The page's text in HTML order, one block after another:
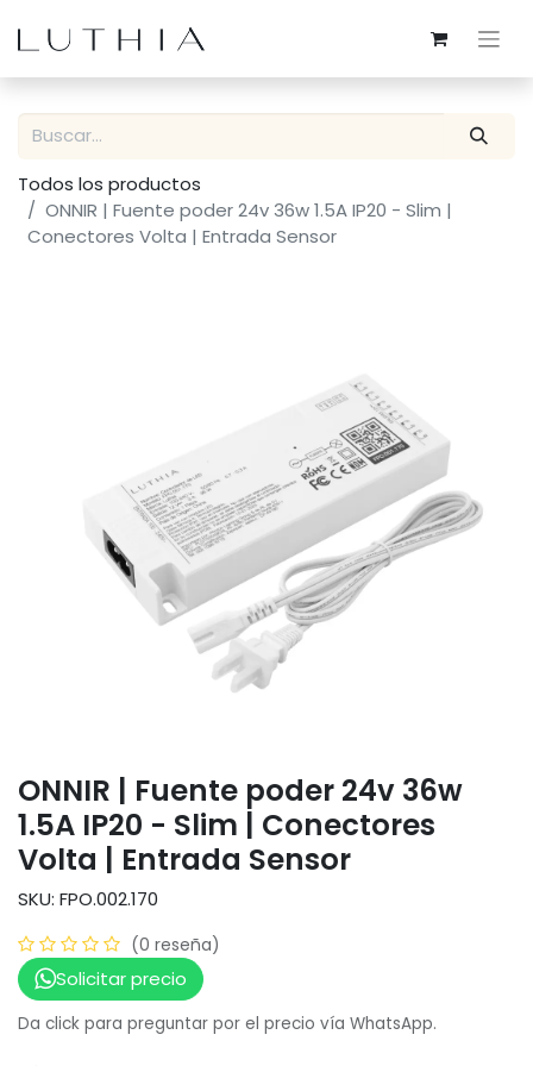
Todos los productos
ONNIR | Fuente poder 24v 36w 1.5A IP20 - Slim |
Conectores Volta | Entrada Sensor
ONNIR | Fuente poder 24v 36w
1.5A IP20 - Slim | Conectores
Volta | Entrada Sensor
SKU: FPO.002.170
(0 reseña)
Solicitar precio
Da click para preguntar por el precio vía WhatsApp.